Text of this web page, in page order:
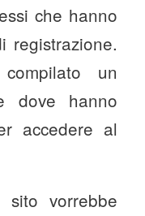
che hanno
registrazione.
un
dove hanno
accedere al
sito vorrebbe